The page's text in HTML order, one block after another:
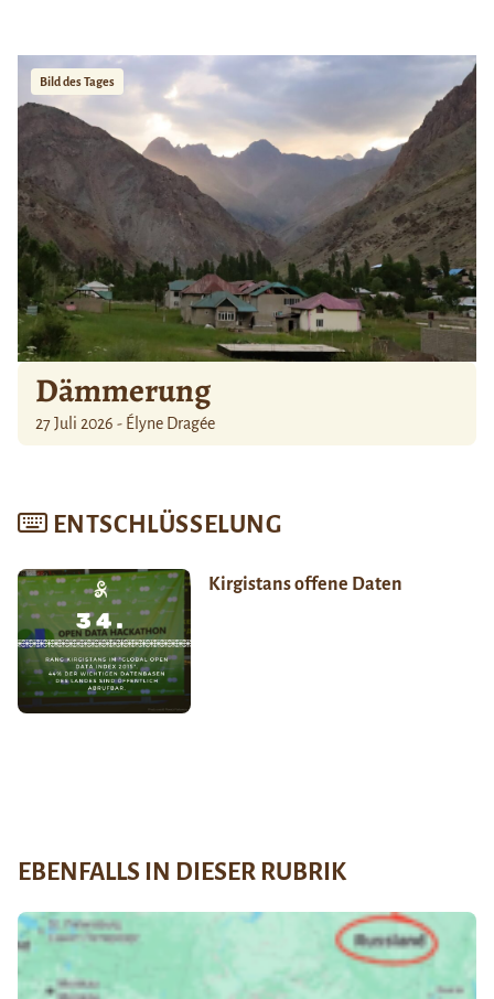
Bild des Tages
Dämmerung
27 Juli 2026 - Élyne Dragée
ENTSCHLÜSSELUNG
Kirgistans offene Daten
EBENFALLS IN DIESER RUBRIK